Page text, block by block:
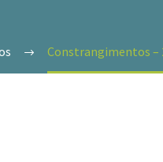
Constrangimentos –